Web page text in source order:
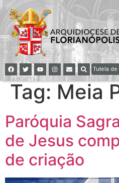
Tutela
Tag: Meia
Paróquia
de Jesus
de criação